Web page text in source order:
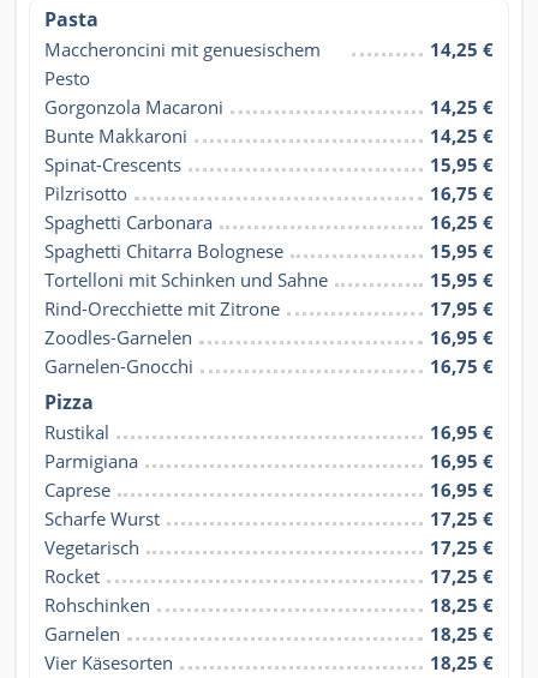
Pasta
Maccheroncini mit genuesischem
Pesto
14,25 €
Gorgonzola Macaroni
14,25 €
Bunte Makkaroni
14,25 €
Spinat-Crescents
15,95 €
Pilzrisotto
16,75 €
Spaghetti Carbonara
16,25 €
Spaghetti Chitarra Bolognese
15,95 €
Tortelloni mit Schinken und Sahne
15,95 €
Rind-Orecchiette mit Zitrone
17,95 €
Zoodles-Garnelen
16,95 €
Garnelen-Gnocchi
16,75 €
Pizza
Rustikal
16,95 €
Parmigiana
16,95 €
Caprese
16,95 €
Scharfe Wurst
17,25 €
Vegetarisch
17,25 €
Rocket
17,25 €
Rohschinken
18,25 €
Garnelen
18,25 €
Vier Käsesorten
18,25 €